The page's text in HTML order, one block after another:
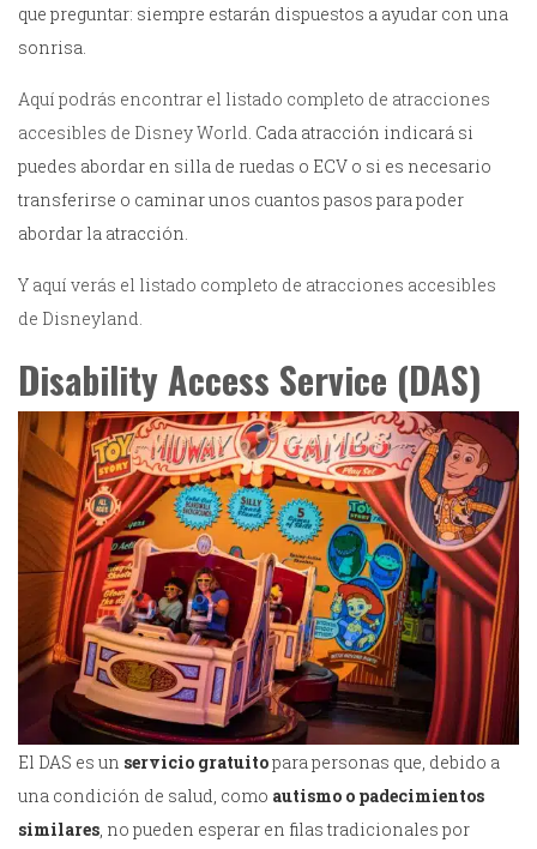
que preguntar: siempre estarán dispuestos a ayudar con una
sonrisa.
Aquí podrás encontrar el listado completo de atracciones
accesibles de Disney World . Cada atracción indicará si
puedes abordar en silla de ruedas o ECV o si es necesario
transferirse o caminar unos cuantos pasos para poder
abordar la atracción.
Y aquí verás el listado completo de atracciones accesibles
de Disneyland.
Disability Access Service (DAS)
El DAS es un servicio gratuitopara personas que, debido a
una condición de salud, como autismo o padecimientos
similares , no pueden esperar en filas tradicionales por